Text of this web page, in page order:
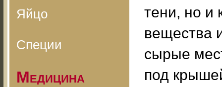
Яйцо
Специи
Медицина
тени, но и
вещества
сырые
под